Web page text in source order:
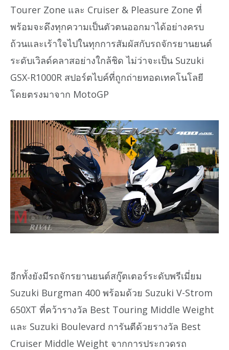
Tourer Zone และ Cruiser & Pleasure Zone ที่
พร้อมจะดึงทุกความเป็นตัวตนออกมาได้อย่างครบ
ถ้วนและเร้าใจไปในทุกการสัมผัสกับรถจักรยานยนต์
ระดับเวิลด์คลาสอย่างใกล้ชิด ไม่ว่าจะเป็น Suzuki
GSX-R1000R สปอร์ตไบค์ที่ถูกถ่ายทอดเทคโนโลยี
โดยตรงมาจาก MotoGP
อีกทั้งยังมีรถจักรยานยนต์สกู๊ตเตอร์ระดับพรีเมี่ยม
Suzuki Burgman 400 พร้อมด้วย Suzuki V-Strom
650XT ที่คว้ารางวัล Best Touring Middle Weight
และ Suzuki Boulevard การันตีด้วยรางวัล Best
Cruiser Middle Weight จากการประกวดรถ